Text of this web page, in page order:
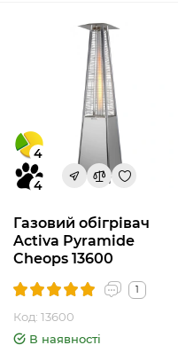
4
4
Газовий обігрівач
Activa Pyramide
Cheops 13600
1
Код: 13600
В наявності